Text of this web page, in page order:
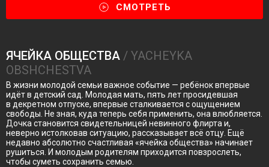
СМОТРЕТЬ
ЯЧЕЙКА ОБЩЕСТВА / YACHEYKA
OBSHCHESTVA
В жизни молодой семьи важное событие — ребёнок впервые
идёт в детский сад. Молодая мать, пять лет просидевшая
в декретном отпуске, впервые сталкивается с ощущением
свободы. Не зная, куда теперь себя применить, она влюбляется.
Дочка становится свидетельницей невинного флирта и,
неверно истолковав ситуацию, рассказывает всё отцу. Ещё
недавно абсолютно счастливая «ячейка общества» начинает
рушиться. И молодым родителям приходится повзрослеть,
чтобы суметь сохранить семью.